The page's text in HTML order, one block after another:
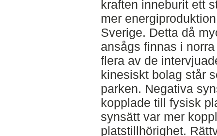
kraften inneburit ett
mer
Sverige. Detta då
ansågs finnas i
flera av de
kinesiskt bolag står
parken. Negativa
kopplade till fysisk
synsätt var mer
platstillhörighet.